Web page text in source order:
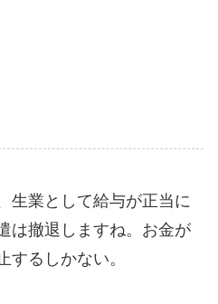
生業として給与が正当に
は撤退しますね。お金が
するしかない。